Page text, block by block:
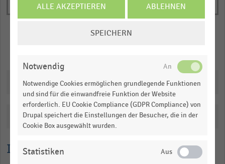
Lesehilfe
Beschäftigten
in
1.102395.
View
table.
Downloads
Katalogisierung
ALLE AKZEPTIEREN ABLEHNEN
SPEICHERN
Notwendig
Notwendige Cookies ermöglichen grundlegende Funktionen
und sind für die einwandfreie Funktion der Website
erforderlich. EU Cookie Compliance (GDPR Compliance) von
Drupal speichert die Einstellungen der Besucher, die in der
Cookie Box ausgewählt wurden.
Statistiken